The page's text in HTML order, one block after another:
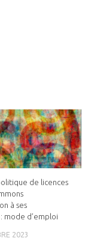
de licences
à ses
mode d’emploi
2023